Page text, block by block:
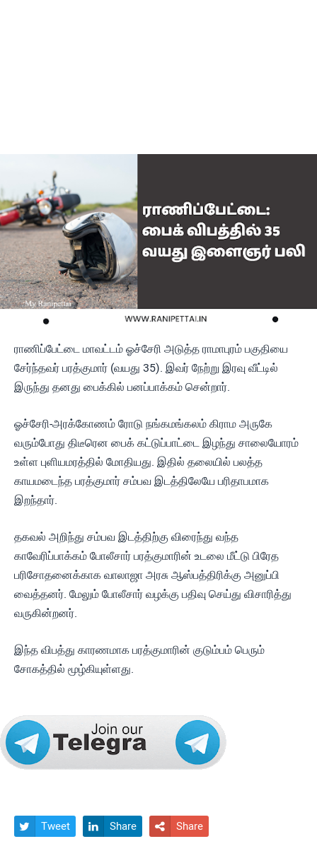
ராணிப்பேட்டை மாவட்டம் ஓச்சேரி அடுத்த ராமாபுரம் பகுதியை
சேர்ந்தவர் பரத்குமார் (வயது 35). இவர் நேற்று இரவு வீட்டில்
இருந்து தனது பைக்கில் பனப்பாக்கம் சென்றார்.
ஓச்சேரி-அரக்கோணம் ரோடு நங்கமங்கலம் கிராம அருகே
வரும்போது திடீரென பைக் கட்டுப்பாட்டை இழந்து சாலையோரம்
உள்ள புளியமரத்தில் மோதியது. இதில் தலையில் பலத்த
காயமடைந்த பரத்குமார் சம்பவ இடத்திலேயே பரிதாபமாக
இறந்தார்.
தகவல் அறிந்து சம்பவ இடத்திற்கு விரைந்து வந்த
காவேரிப்பாக்கம் போலீசார் பரத்குமாரின் உடலை மீட்டு பிரேத
பரிசோதனைக்காக வாலாஜா அரசு ஆஸ்பத்திரிக்கு அனுப்பி
வைத்தனர். மேலும் போலீசார் வழக்கு பதிவு செய்து விசாரித்து
வருகின்றனர்.
இந்த விபத்து காரணமாக பரத்குமாரின் குடும்பம் பெரும்
சோகத்தில் மூழ்கியுள்ளது.
 Tweet  Share  Share